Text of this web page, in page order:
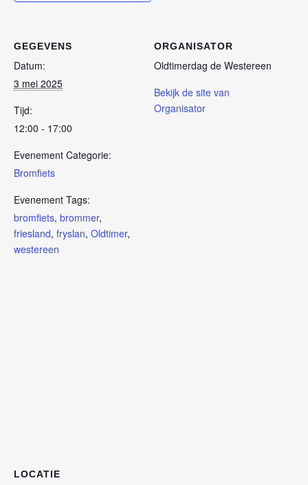
GEGEVENS
Datum:
3 mei 2025
Tijd:
12:00 - 17:00
Evenement Categorie:
Bromfiets
Evenement Tags:
bromfiets, brommer,
friesland, fryslan, Oldtimer,
westereen
ORGANISATOR
Oldtimerdag de Westereen
Bekijk de site van
Organisator
LOCATIE